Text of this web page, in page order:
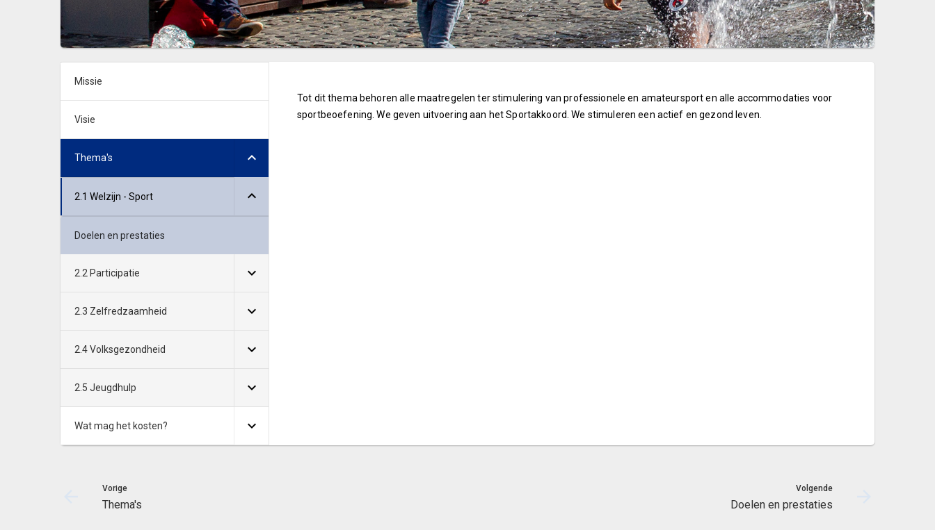
Missie
Visie
Thema's
2.1 Welzijn - Sport
Doelen en prestaties
2.2 Participatie
2.3 Zelfredzaamheid
2.4 Volksgezondheid
2.5 Jeugdhulp
Wat mag het kosten?
Tot dit thema behoren alle maatregelen ter stimulering van professionele en amateursport en alle accommodaties voor
sportbeoefening.We geven uitvoering aan het Sportakkoord. We stimuleren een actief en gezond leven.
Vorige
Thema's
Volgende
Doelen en prestaties